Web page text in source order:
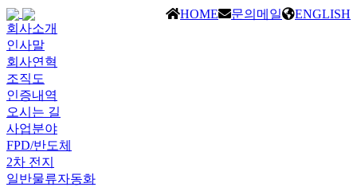
HOME 문의메일
ENGLISH
회사소개
인사말
회사연혁
조직도
인증내역
오시는 길
사업분야
FPD/반도체
2차 전지
일반물류자동화